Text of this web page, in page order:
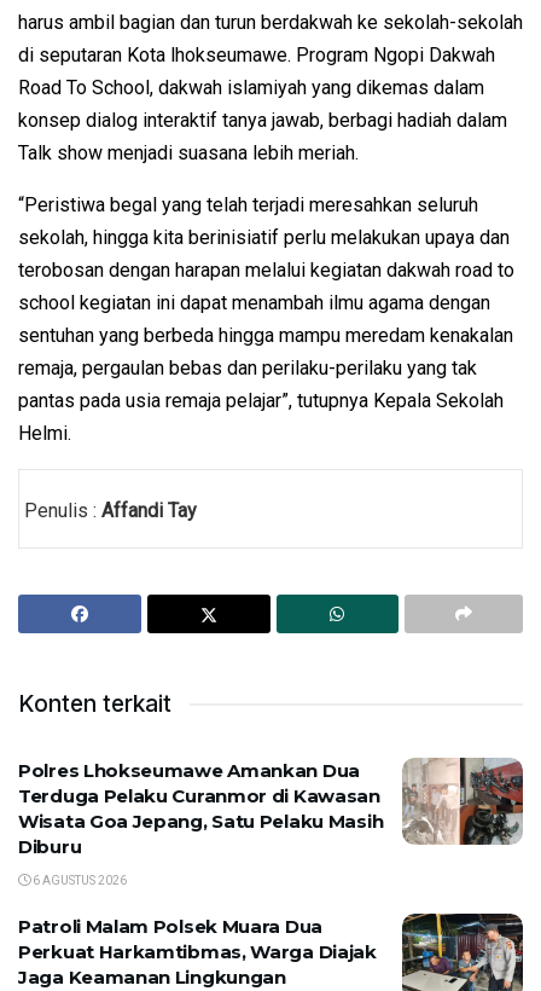
harus ambil bagian dan turun berdakwah ke sekolah-sekolah
di seputaran Kota lhokseumawe. Program Ngopi Dakwah
Road To School, dakwah islamiyah yang dikemas dalam
konsep dialog interaktif tanya jawab, berbagi hadiah dalam
Talk show menjadi suasana lebih meriah.
“Peristiwa begal yang telah terjadi meresahkan seluruh
sekolah, hingga kita berinisiatif perlu melakukan upaya dan
terobosan dengan harapan melalui kegiatan dakwah road to
school kegiatan ini dapat menambah ilmu agama dengan
sentuhan yang berbeda hingga mampu meredam kenakalan
remaja, pergaulan bebas dan perilaku-perilaku yang tak
pantas pada usia remaja pelajar”, tutupnya Kepala Sekolah
Helmi.
Penulis : Affandi Tay
Konten terkait
Polres Lhokseumawe Amankan Dua
Terduga Pelaku Curanmor di Kawasan
Wisata Goa Jepang, Satu Pelaku Masih
Diburu
6 AGUSTUS 2026
Patroli Malam Polsek Muara Dua
Perkuat Harkamtibmas, Warga Diajak
Jaga Keamanan Lingkungan